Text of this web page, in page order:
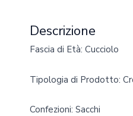
Descrizione
Fascia di Età: Cucciolo
Tipologia di Prodotto:
Confezioni: Sacchi